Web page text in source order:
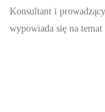
Konsultant i
wypowiada się na temat